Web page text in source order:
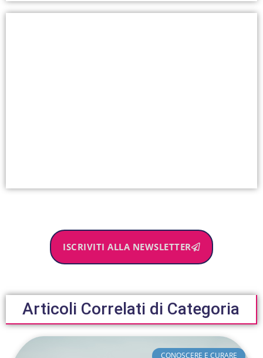
ISCRIVITI ALLA NEWSLETTER
Articoli Correlati di Categoria
CONOSCERE E CURARE